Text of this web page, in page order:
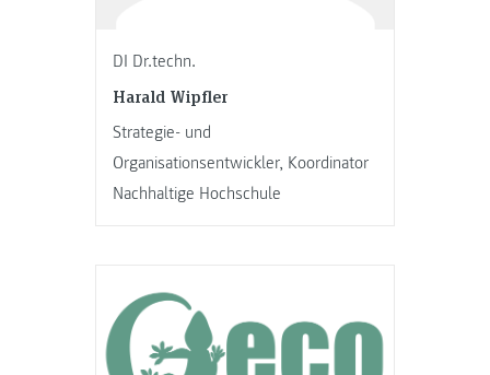
DI Dr.techn.
Harald Wipfler
Strategie- und
Organisationsentwickler, Koordinator
Nachhaltige Hochschule